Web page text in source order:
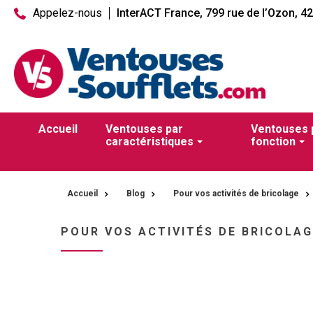
Appelez-nous InterACT France, 799 rue de l’Ozon,
Accueil
Ventouses par
caractéristiques
Ventouses
fonction
Accueil Blog Pour vos activités de bricolage
POUR VOS ACTIVITÉS DE